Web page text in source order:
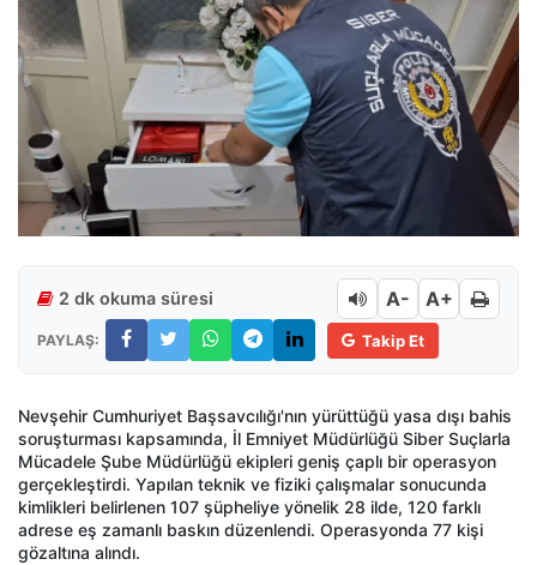
2 dk okuma süresi A- A+
PAYLAŞ: Takip Et
Nevşehir Cumhuriyet Başsavcılığı'nın yürüttüğü yasa dışı bahis
soruşturması kapsamında, İl Emniyet Müdürlüğü Siber Suçlarla
Mücadele Şube Müdürlüğü ekipleri geniş çaplı bir operasyon
gerçekleştirdi. Yapılan teknik ve fiziki çalışmalar sonucunda
kimlikleri belirlenen 107 şüpheliye yönelik 28 ilde, 120 farklı
adrese eş zamanlı baskın düzenlendi. Operasyonda 77 kişi
gözaltına alındı.